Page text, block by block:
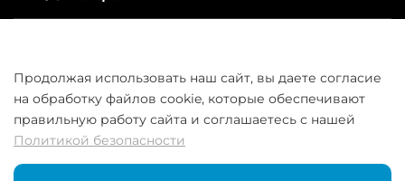
ООО «ГосСнабРезерв» © 2013–2026 - Продажа труб оптом и в
розницу
Продолжая использовать наш сайт, вы даете согласие
на обработку файлов cookie, которые обеспечивают
правильную работу сайта и соглашаетесь с нашей
Политикой безопасности